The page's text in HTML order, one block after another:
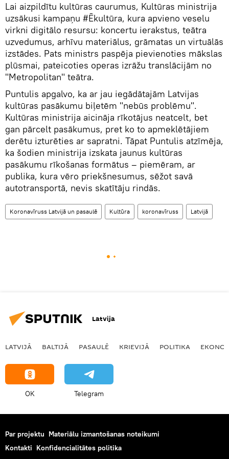
Lai aizpildītu kultūras caurumus, Kultūras ministrija
uzsākusi kampaņu #Ēkultūra, kura apvieno veselu
virkni digitālo resursu: koncertu ierakstus, teātra
uzvedumus, arhīvu materiālus, grāmatas un virtuālās
izstādes. Pats ministrs paspēja pievienoties mākslas
plūsmai, pateicoties operas izrāžu translācijām no
"Metropolitan" teātra.
Puntulis apgalvo, ka ar jau iegādātajām Latvijas
kultūras pasākumu biļetēm "nebūs problēmu".
Kultūras ministrija aicināja rīkotājus neatcelt, bet
gan pārcelt pasākumus, pret ko to apmeklētājiem
derētu izturēties ar sapratni. Tāpat Puntulis atzīmēja,
ka šodien ministrija izskata jaunus kultūras
pasākumu rīkošanas formātus – piemēram, ar
publika, kura vēro priekšnesumus, sēžot savā
autotransportā, nevis skatītāju rindās.
Koronavīruss Latvijā un pasaulē Kultūra koronavīruss Latvijā
Latvija
LATVIJĀ BALTIJĀ PASAULĒ KRIEVIJĀ POLITIKA
OK Telegram
Par projektu Materiālu izmantošanas noteikumi
Kontakti Konfidencialitātes politika